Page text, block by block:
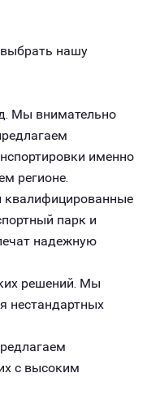
нашу
Мы внимательно
именно
регионе.
квалифицированные
парк и
надежную
решений. Мы
нестандартных
с высоким